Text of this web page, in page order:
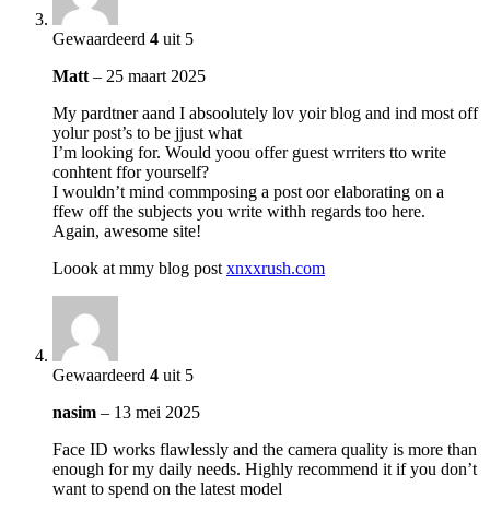
Gewaardeerd 4 uit 5
Matt – 25 maart 2025
My pardtner aand I absoolutely lov yoir blog and ind most off
yolur post’s to be jjust what
I’m looking for. Would yoou offer guest wrriters tto write
conhtent ffor yourself?
I wouldn’t mind commposing a post oor elaborating on a
ffew off the subjects you write withh regards too here.
Again, awesome site!
Loook at mmy blog post xnxxrush.com
Gewaardeerd 4 uit 5
nasim – 13 mei 2025
Face ID works flawlessly and the camera quality is more than
enough for my daily needs. Highly recommend it if you don’t
want to spend on the latest model